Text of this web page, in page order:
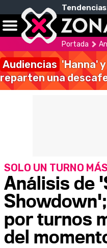
Portada
Audiencias 'Hanna'
reparten una
Análisis de
por turnos
del
SOLO UN TURNO